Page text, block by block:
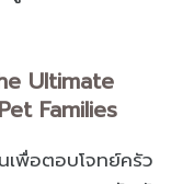
Ultimate
Families
พื่อตอบโจทย์ครัว